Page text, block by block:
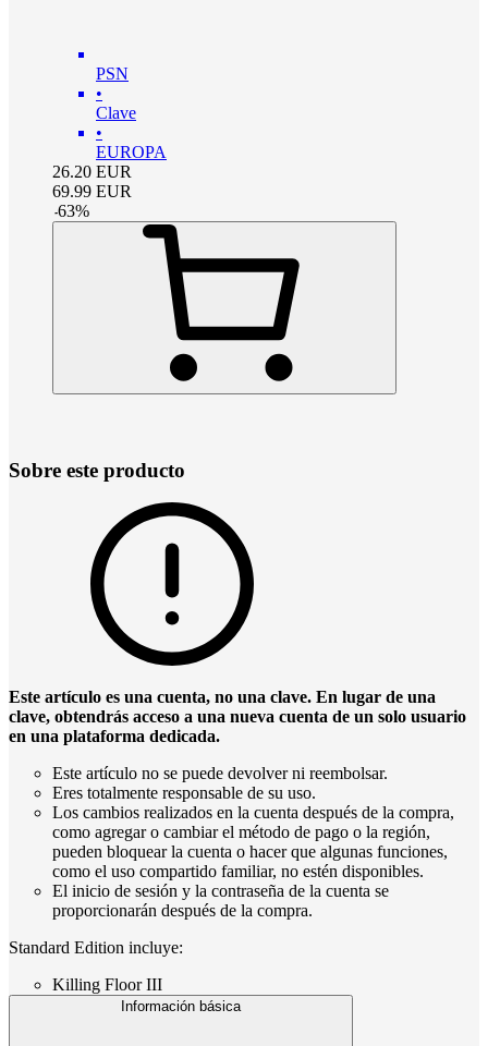
PSN
•
Clave
•
EUROPA
26.20 EUR
69.99 EUR
-63%
Sobre este producto
Este artículo es una cuenta, no una clave. En lugar de una
clave, obtendrás acceso a una nueva cuenta de un solo usuario
en una plataforma dedicada.
Este artículo no se puede devolver ni reembolsar.
Eres totalmente responsable de su uso.
Los cambios realizados en la cuenta después de la compra,
como agregar o cambiar el método de pago o la región,
pueden bloquear la cuenta o hacer que algunas funciones,
como el uso compartido familiar, no estén disponibles.
El inicio de sesión y la contraseña de la cuenta se
proporcionarán después de la compra.
Standard Edition incluye:
Killing Floor III
Información básica